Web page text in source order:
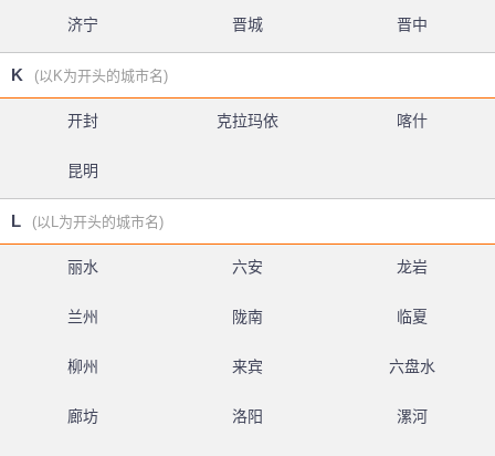
济宁 晋城 晋中
K (以K为开头的城市名)
开封 克拉玛依 喀什
昆明
L (以L为开头的城市名)
丽水 六安 龙岩
兰州 陇南 临夏
柳州 来宾 六盘水
廊坊 洛阳 漯河